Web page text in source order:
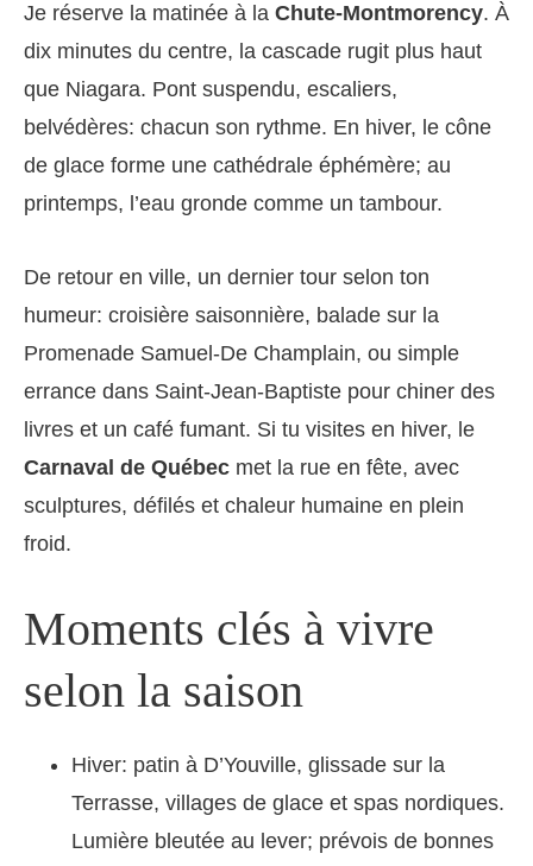
Je réserve la matinée à la Chute-Montmorency. À
dix minutes du centre, la cascade rugit plus haut
que Niagara. Pont suspendu, escaliers,
belvédères: chacun son rythme. En hiver, le cône
de glace forme une cathédrale éphémère; au
printemps, l’eau gronde comme un tambour.
De retour en ville, un dernier tour selon ton
humeur: croisière saisonnière, balade sur la
Promenade Samuel-De Champlain, ou simple
errance dans Saint-Jean-Baptiste pour chiner des
livres et un café fumant. Si tu visites en hiver, le
Carnaval de Québec met la rue en fête, avec
sculptures, défilés et chaleur humaine en plein
froid.
Moments clés à vivre
selon la saison
Hiver: patin à D’Youville, glissade sur la
Terrasse, villages de glace et spas nordiques.
Lumière bleutée au lever; prévois de bonnes